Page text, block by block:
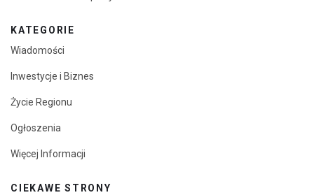
KATEGORIE
Wiadomości
Inwestycje i Biznes
Życie Regionu
Ogłoszenia
Więcej Informacji
CIEKAWE STRONY